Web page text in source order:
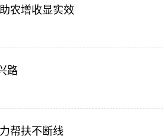
农增收显实效
路
帮扶不断线